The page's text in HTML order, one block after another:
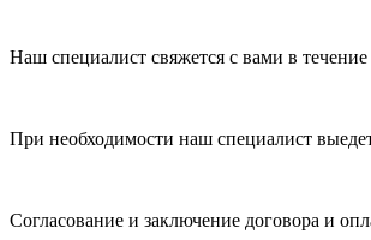
Наш специалист свяжется с вами в
При необходимости наш специалист
Согласование и заключение договора и